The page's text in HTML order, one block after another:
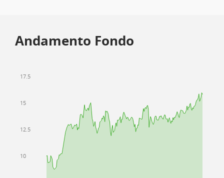
Andamento Fondo
10
12.5
15
17.5